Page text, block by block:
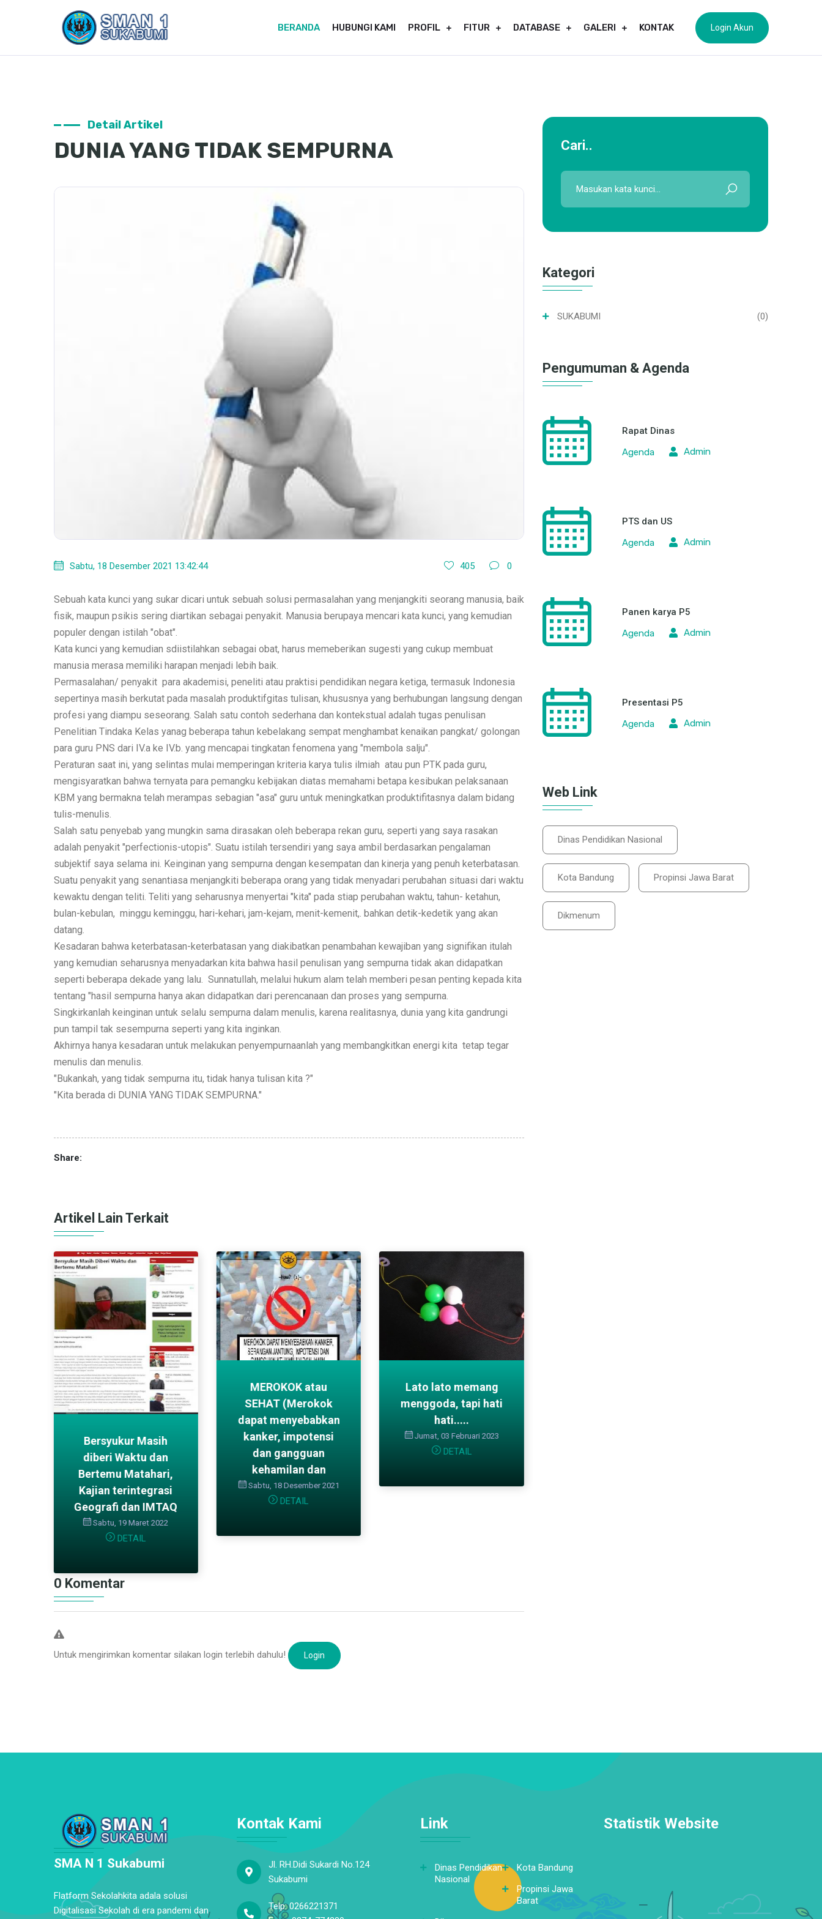
Login Akun
BERANDA HUBUNGI KAMI PROFIL FITUR DATABASE GALERI KONTAK
Detail Artikel
DUNIA YANG TIDAK SEMPURNA
Sabtu, 18 Desember 2021 13:42:44 405 0
Sebuah kata kunci yang sukar dicari untuk sebuah solusi permasalahan yang menjangkiti seorang manusia, baik
fisik, maupun psikis sering diartikan sebagai penyakit. Manusia berupaya mencari kata kunci, yang kemudian
populer dengan istilah "obat".
Kata kunci yang kemudian sdiistilahkan sebagai obat, harus memeberikan sugesti yang cukup membuat
manusia merasa memiliki harapan menjadi lebih baik.
Permasalahan/ penyakit para akademisi, peneliti atau praktisi pendidikan negara ketiga, termasuk Indonesia
sepertinya masih berkutat pada masalah produktifgitas tulisan, khususnya yang berhubungan langsung dengan
profesi yang diampu seseorang. Salah satu contoh sederhana dan kontekstual adalah tugas penulisan
Penelitian Tindaka Kelas yanag beberapa tahun kebelakang sempat menghambat kenaikan pangkat/ golongan
para guru PNS dari IV.a ke IV.b. yang mencapai tingkatan fenomena yang "membola salju".
Peraturan saat ini, yang selintas mulai memperingan kriteria karya tulis ilmiah atau pun PTK pada guru,
mengisyaratkan bahwa ternyata para pemangku kebijakan diatas memahami betapa kesibukan pelaksanaan
KBM yang bermakna telah merampas sebagian "asa" guru untuk meningkatkan produktifitasnya dalam bidang
tulis-menulis.
Salah satu penyebab yang mungkin sama dirasakan oleh beberapa rekan guru, seperti yang saya rasakan
adalah penyakit "perfectionis-utopis". Suatu istilah tersendiri yang saya ambil berdasarkan pengalaman
subjektif saya selama ini. Keinginan yang sempurna dengan kesempatan dan kinerja yang penuh keterbatasan.
Suatu penyakit yang senantiasa menjangkiti beberapa orang yang tidak menyadari perubahan situasi dari waktu
kewaktu dengan teliti. Teliti yang seharusnya menyertai "kita" pada stiap perubahan waktu, tahun- ketahun,
bulan-kebulan, minggu keminggu, hari-kehari, jam-kejam, menit-kemenit,. bahkan detik-kedetik yang akan
datang.
Kesadaran bahwa keterbatasan-keterbatasan yang diakibatkan penambahan kewajiban yang signifikan itulah
yang kemudian seharusnya menyadarkan kita bahwa hasil penulisan yang sempurna tidak akan didapatkan
seperti beberapa dekade yang lalu. Sunnatullah, melalui hukum alam telah memberi pesan penting kepada kita
tentang "hasil sempurna hanya akan didapatkan dari perencanaan dan proses yang sempurna.
Singkirkanlah keinginan untuk selalu sempurna dalam menulis, karena realitasnya, dunia yang kita gandrungi
pun tampil tak sesempurna seperti yang kita inginkan.
Akhirnya hanya kesadaran untuk melakukan penyempurnaanlah yang membangkitkan energi kita tetap tegar
menulis dan menulis.
"Bukankah, yang tidak sempurna itu, tidak hanya tulisan kita ?"
"Kita berada di DUNIA YANG TIDAK SEMPURNA."
Share:
Artikel Lain Terkait
Bersyukur Masih
diberi Waktu dan
Bertemu Matahari,
Kajian terintegrasi
Geografi dan IMTAQ
Sabtu, 19 Maret 2022
DETAIL
MEROKOK atau
SEHAT (Merokok
dapat menyebabkan
kanker, impotensi
dan gangguan
kehamilan dan
Sabtu, 18 Desember 2021
DETAIL
Lato lato memang
menggoda, tapi hati
hati.....
Jumat, 03 Februari 2023
DETAIL
0 Komentar
Untuk mengirimkan komentar silakan login terlebih dahulu! Login
Cari..
Kategori
SUKABUMI (0)
Pengumuman & Agenda
Rapat Dinas
Agenda
Admin
PTS dan US
Agenda
Admin
Panen karya P5
Agenda
Admin
Presentasi P5
Agenda
Admin
Web Link
Dinas Pendidikan Nasional
Kota Bandung Propinsi Jawa Barat
Dikmenum
SMA N 1 Sukabumi
Flatform Sekolahkita adala solusi
Digitalisasi Sekolah di era pandemi dan
Kontak Kami
Jl. RH.Didi Sukardi No.124
Sukabumi
Telp: 0266221371
Link
Dinas Pendidikan
Nasional
Kota Bandung
Propinsi Jawa
Barat
Statistik Website